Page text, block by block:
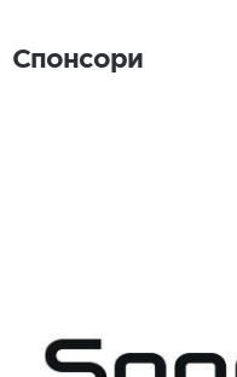
Спонсори